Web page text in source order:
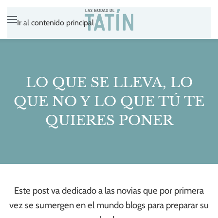
Ir al contenido principal
LO QUE SE LLEVA, LO
QUE NO Y LO QUE TÚ TE
QUIERES PONER
Este post va dedicado a las novias que por primera
vez se sumergen en el mundo blogs para preparar su